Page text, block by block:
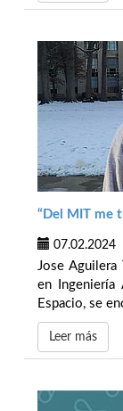
“Del MIT me
07.02.2024
Jose
en Ingeniería
Espacio, se
Leer más